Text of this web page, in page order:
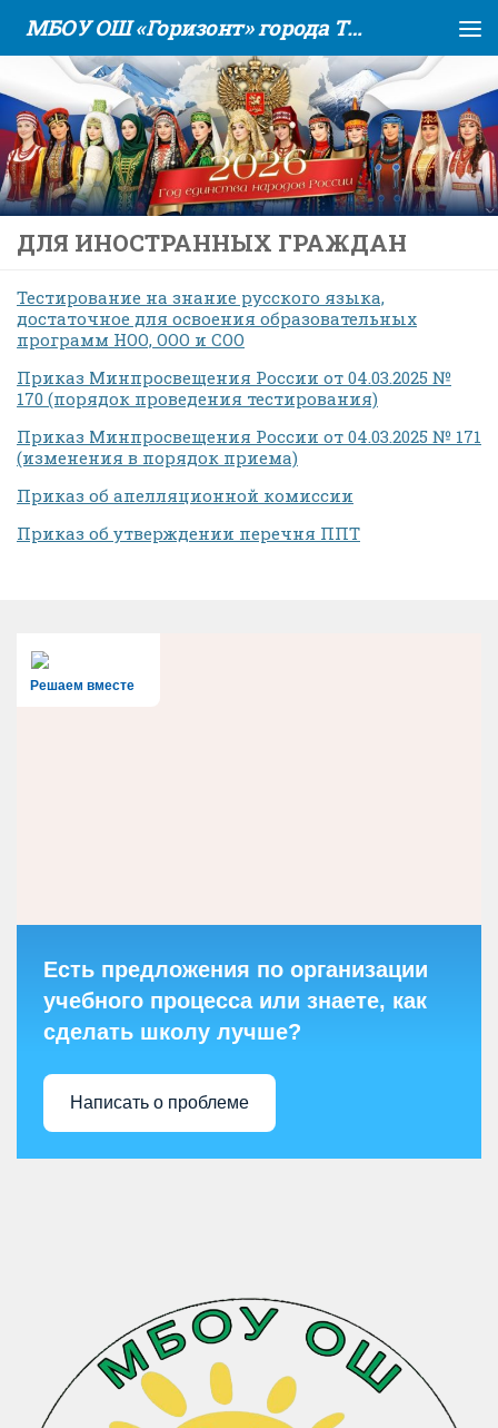
Skip to content МБОУ ОШ «Горизонт» города Тюмени
ДЛЯ ИНОСТРАННЫХ ГРАЖДАН
Тестирование на знание русского языка,
достаточное для освоения образовательных
программ НОО, ООО и СОО
Приказ Минпросвещения России от 04.03.2025 №
170 (порядок проведения тестирования)
Приказ Минпросвещения России от 04.03.2025 № 171
(изменения в порядок приема)
Приказ об апелляционной комиссии
Приказ об утверждении перечня ППТ
Решаем вместе
Есть предложения по организации
учебного процесса или знаете, как
сделать школу лучше?
Написать о проблеме